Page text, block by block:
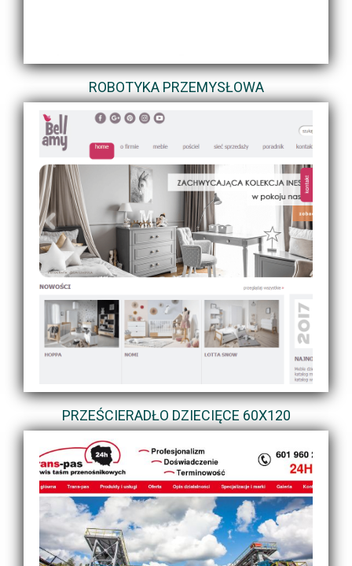
ROBOTYKA PRZEMYSŁOWA
PRZEŚCIERADŁO DZIECIĘCE 60X120